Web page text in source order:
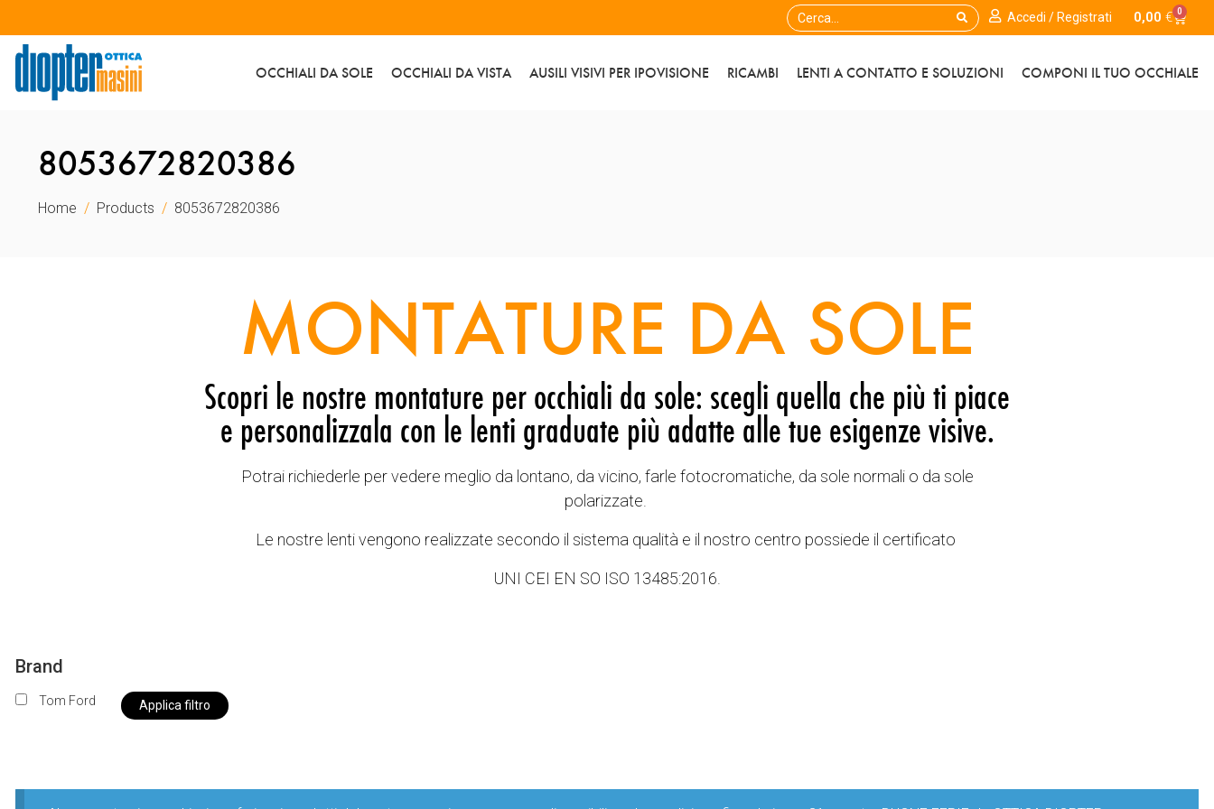
Accedi / Registrati 0,00 € 0
OCCHIALI DA SOLE OCCHIALI DA VISTA AUSILI VISIVI PER IPOVISIONE RICAMBI LENTI A CONTATTO E SOLUZIONI COMPONI IL TUO OCCHIALE
8053672820386
Home Products 8053672820386
MONTATURE DA SOLE
Scopri le nostre montature per occhiali da sole: scegli quella che più ti piace
e personalizzala con le lenti graduate più adatte alle tue esigenze visive.
Potrai richiederle per vedere meglio da lontano, da vicino, farle fotocromatiche, da sole normali o da sole
polarizzate.
Le nostre lenti vengono realizzate secondo il sistema qualità e il nostro centro possiede il certificato
UNI CEI EN SO ISO 13485:2016.
Brand
Tom Ford Applica filtro